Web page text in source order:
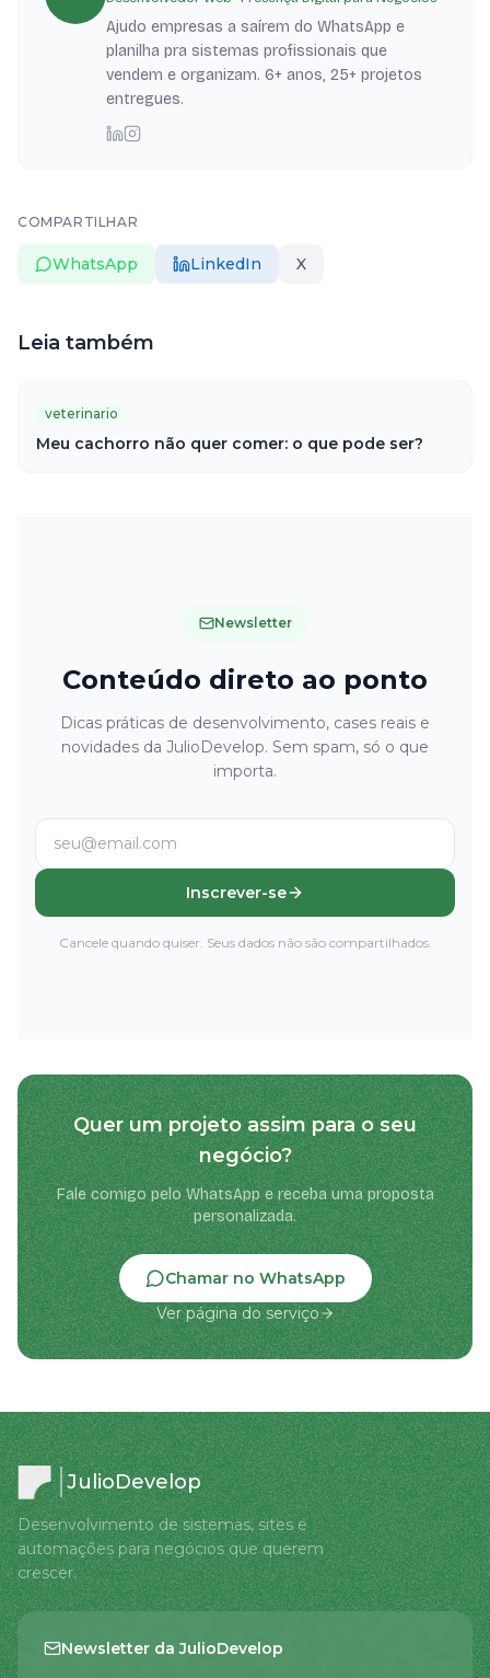
Ajudo empresas a saírem do WhatsApp e
planilha pra sistemas profissionais que
vendem e organizam. 6+ anos, 25+ projetos
entregues.
COMPARTILHAR
WhatsApp LinkedIn X
Leia também
veterinario
Meu cachorro não quer comer: o que pode ser?
Newsletter
Conteúdo direto ao ponto
Dicas práticas de desenvolvimento, cases reais e
novidades da JulioDevelop. Sem spam, só o que
importa.
Inscrever-se
Cancele quando quiser. Seus dados não são compartilhados.
Quer um projeto assim para o seu
negócio?
Fale comigo pelo WhatsApp e receba uma proposta
personalizada.
Chamar no WhatsApp
Ver página do serviço
JulioDevelop
Desenvolvimento de sistemas, sites e
automações para negócios que querem
crescer.
Newsletter da JulioDevelop